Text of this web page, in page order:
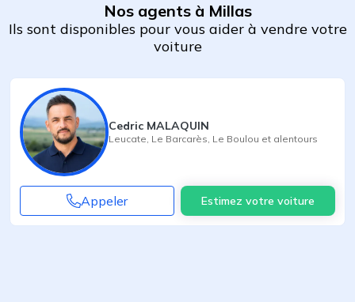
Nos agents à Millas
Ils sont disponibles pour vous aider à vendre votre
voiture
Cedric MALAQUIN
Leucate Le Barcarès Le Boulou et alentours
Appeler Estimez votre voiture